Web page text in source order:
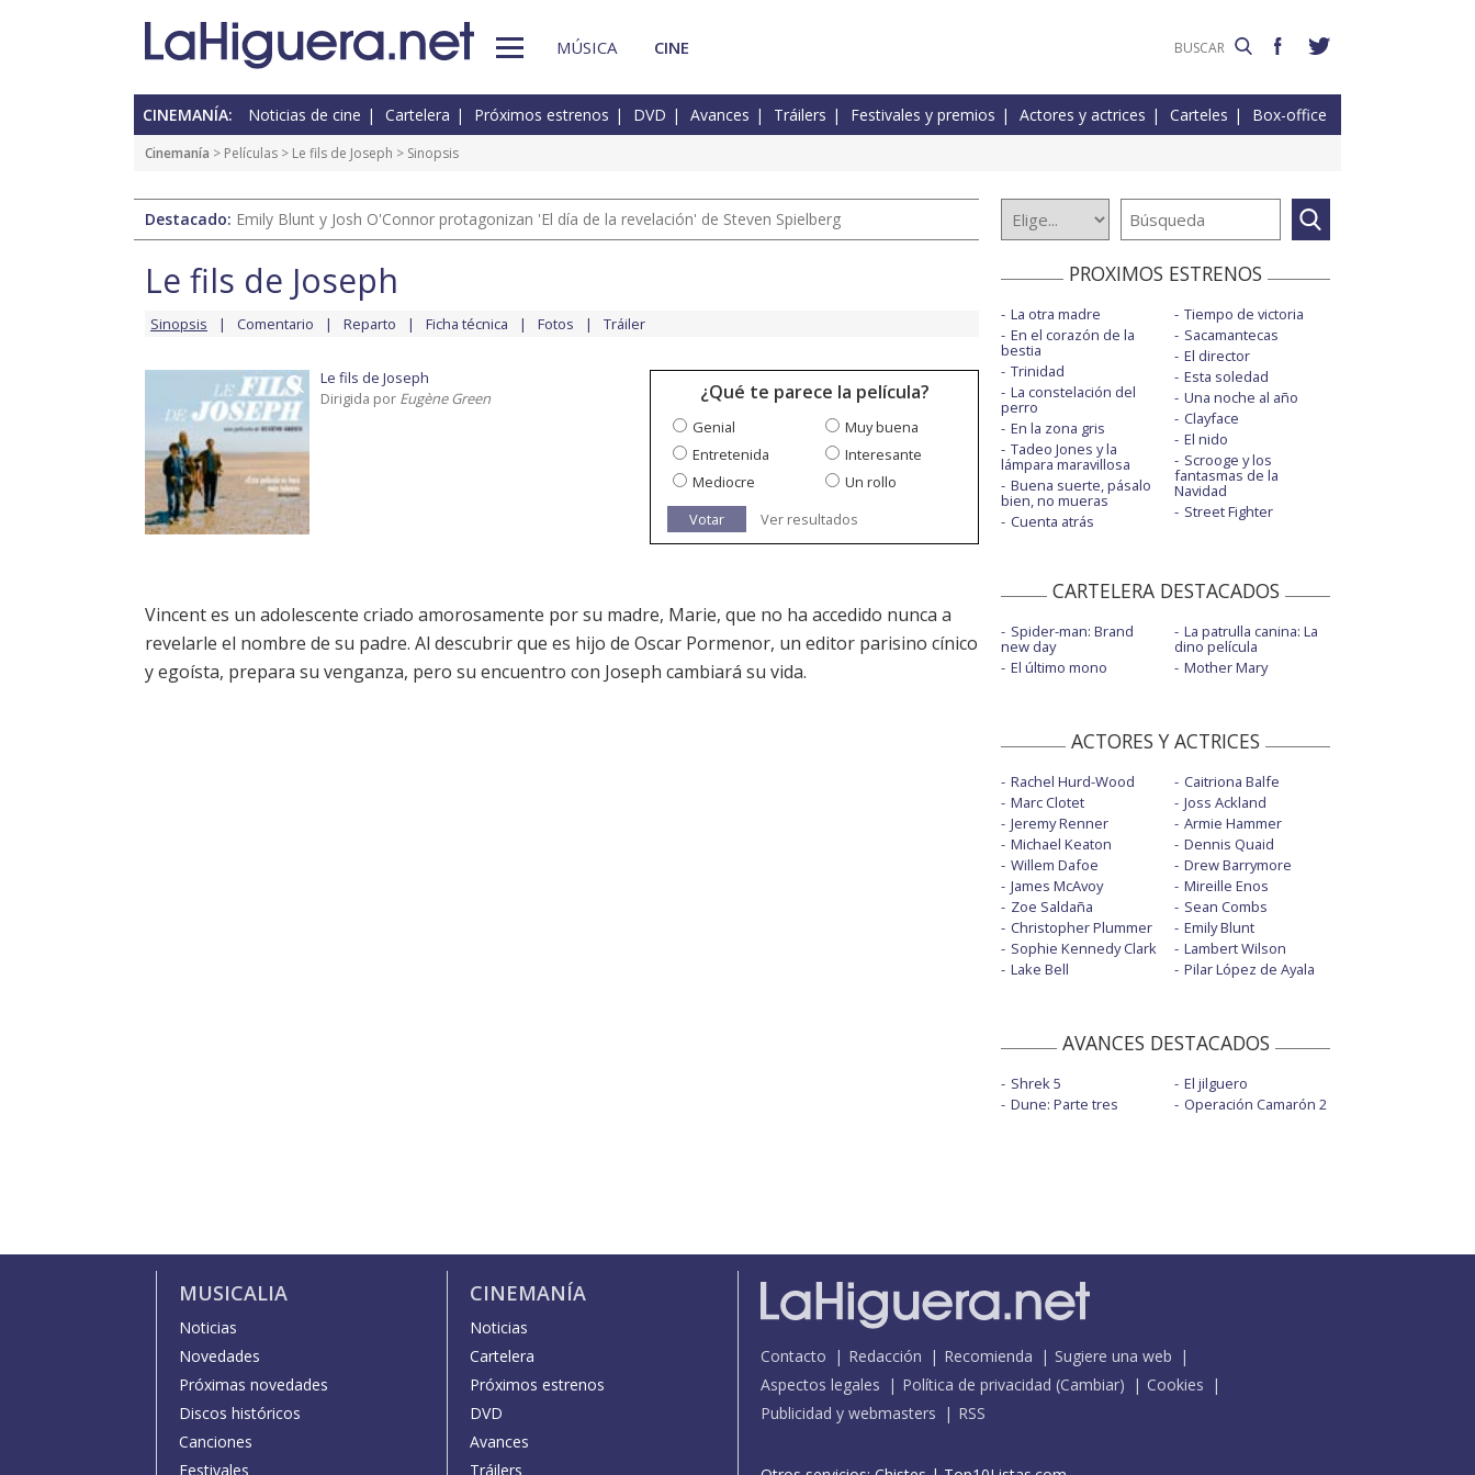
MÚSICA CINE
CINEMANÍA: Noticias de cine Cartelera Próximos estrenos DVD Avances Tráilers Festivales y premios Actores y actrices Carteles Box-office
Cinemanía > Películas > Le fils de Joseph > Sinopsis
Destacado: Emily Blunt y Josh O'Connor protagonizan 'El día de la revelación' de Steven Spielberg
Le fils de Joseph
Sinopsis Comentario Reparto Ficha técnica Fotos Tráiler
Le fils de Joseph
Dirigida por Eugène Green ¿Qué te parece la película?
Genial
Muy buena
Entretenida
Interesante
Mediocre
Un rollo
Votar
Ver resultados
Vincent es un adolescente criado amorosamente por su madre, Marie, que no ha accedido nunca a
revelarle el nombre de su padre. Al descubrir que es hijo de Oscar Pormenor, un editor parisino cínico
y egoísta, prepara su venganza, pero su encuentro con Joseph cambiará su vida.
PROXIMOS ESTRENOS
La otra madre
En el corazón de la
bestia
Trinidad
La constelación del
perro
En la zona gris
Tadeo Jones y la
lámpara maravillosa
Buena suerte, pásalo
bien, no mueras
Cuenta atrás
Tiempo de victoria
Sacamantecas
El director
Esta soledad
Una noche al año
Clayface
El nido
Scrooge y los
fantasmas de la
Navidad
Street Fighter
CARTELERA DESTACADOS
Spider-man: Brand
new day
El último mono
La patrulla canina: La
dino película
Mother Mary
ACTORES Y ACTRICES
Rachel Hurd-Wood
Marc Clotet
Jeremy Renner
Michael Keaton
Willem Dafoe
James McAvoy
Zoe Saldaña
Christopher Plummer
Sophie Kennedy Clark
Lake Bell
Caitriona Balfe
Joss Ackland
Armie Hammer
Dennis Quaid
Drew Barrymore
Mireille Enos
Sean Combs
Emily Blunt
Lambert Wilson
Pilar López de Ayala
AVANCES DESTACADOS
Shrek 5
Dune: Parte tres
El jilguero
Operación Camarón 2
MUSICALIA
Noticias
Novedades
Próximas novedades
Discos históricos
Canciones
Festivales
CINEMANÍA
Noticias
Cartelera
Próximos estrenos
DVD
Avances
Tráilers
Contacto Redacción Recomienda
Sugiere una web
Aspectos legales
Política de privacidad (Cambiar)
Cookies
Publicidad y webmasters
RSS